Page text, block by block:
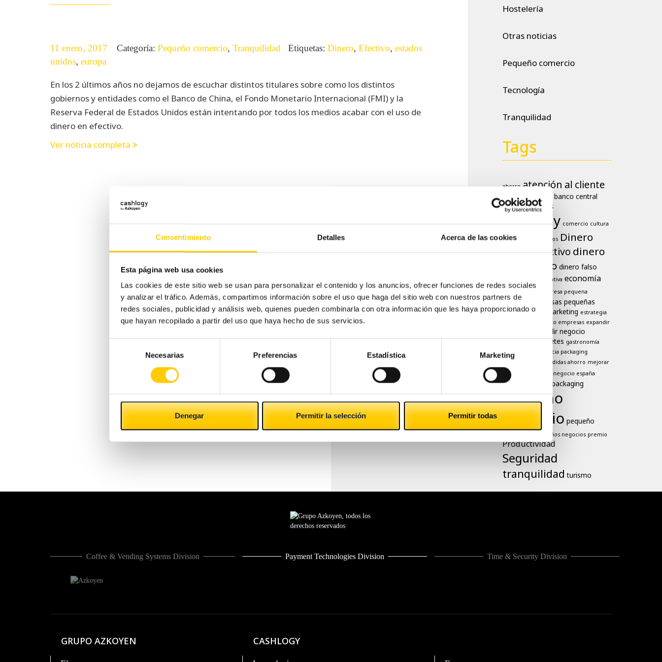
Consentimiento Detalles Acerca de las cookies
Esta página web usa cookies
Las cookies de este sitio web se usan para personalizar el contenido y los anuncios, ofrecer funciones de redes sociales
y analizar el tráfico. Además, compartimos información sobre el uso que haga del sitio web con nuestros partners de
redes sociales, publicidad y análisis web, quienes pueden combinarla con otra información que les haya proporcionado o
que hayan recopilado a partir del uso que haya hecho de sus servicios.
consentimiento
Necesarias Preferencias Estadística Marketing
Denegar Permitir la selección Permitir todas
11 enero, 2017 Categoría: Pequeño comercio, Tranquilidad Etiquetas: Dinero, Efectivo, estados
unidos, europa
En los 2 últimos años no dejamos de escuchar distintos titulares sobre como los distintos
gobiernos y entidades como el Banco de China, el Fondo Monetario Internacional (FMI) y la
Reserva Federal de Estados Unidos están intentando por todos los medios acabar con el uso de
dinero en efectivo.
Ver noticia completa
Hostelería
Otras noticias
Pequeño comercio
Tecnología
Tranquilidad
Tags
ahorro atención al cliente
aumento negocios
banco central
europeo billetes
Cashlogy comercio cultura
dificultades negocios Dinero
dinero efectivo dinero
en efectivo dinero falso
economia colaborativa economía
Efectivo
empresa pequena
empresas pequeñas
estrategia de marketing estrategia
exito empresas expandir
expandir negocio
falsificación billetes gastronomía
higiene importancia packaging
marketing medidas ahorro mejorar
ventas
negocio españa
negocios packaging
pequeño
comercio pequeño
negoccio
pequeños negocios premio
Productividad
Seguridad
tranquilidad turismo
Coffee & Vending Systems Division Payment Technologies Division Time & Security Division
GRUPO AZKOYEN CASHLOGY